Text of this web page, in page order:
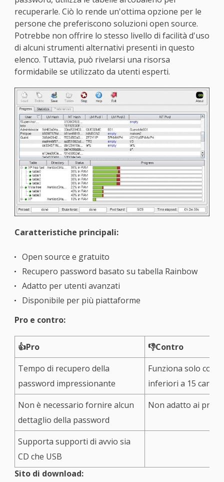
recuperarle. Ciò lo rende un'ottima opzione per le
persone che preferiscono soluzioni open source.
Potrebbe non offrire lo stesso livello di facilità d'uso
di alcuni strumenti alternativi presenti in questo
elenco. Tuttavia, può rivelarsi una risorsa
formidabile se utilizzato da utenti esperti.
Caratteristiche principali:
Open source e gratuito
Recupero password basato su tabella Rainbow
Adatto per utenti avanzati
Disponibile per più piattaforme
Pro e contro:
👍Pro
👎Contro
Tempo di recupero della
password impressionante
Funziona solo con
inferiori a 15
Non è necessario fornire alcun
dettaglio della password
Non adatto ai
Supporta supporti di avvio sia
CD che USB
Sito di download: